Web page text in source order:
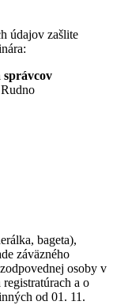
údajov zašlite
správcov
bageta),
záväzného
osoby v
a o
od 01. 11.